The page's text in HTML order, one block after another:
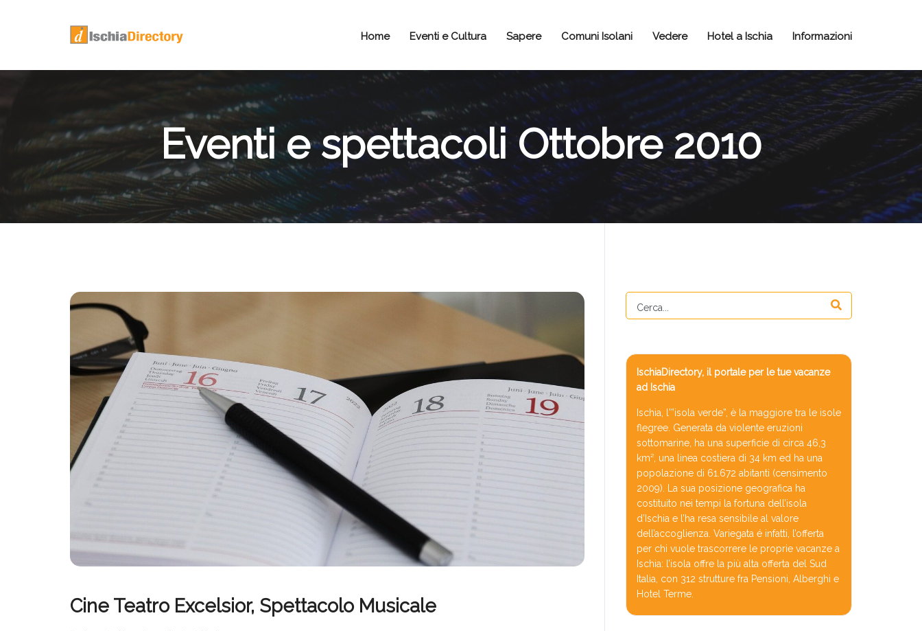
Home Eventi e Cultura Sapere Comuni Isolani Vedere Hotel a Ischia Informazioni
Eventi e spettacoli Ottobre 2010
Cine Teatro Excelsior, Spettacolo Musicale
IschiaDirectory, il portale per le tue vacanze
ad Ischia
Ischia, l'”isola verde”, è la maggiore tra le isole
flegree. Generata da violente eruzioni
sottomarine, ha una superficie di circa 46,3
km², una linea costiera di 34 km ed ha una
popolazione di 61.672 abitanti (censimento
2009). La sua posizione geografica ha
costituito nei tempi la fortuna dell’isola
d’Ischia e l’ha resa sensibile al valore
dell’accoglienza. Variegata é infatti, l’offerta
per chi vuole trascorrere le proprie vacanze a
Ischia: l’isola offre la più alta offerta del Sud
Italia, con 312 strutture fra Pensioni, Alberghi e
Hotel Terme.